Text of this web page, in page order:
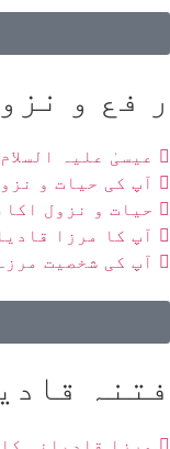
ر فع و
عیسیٰ علیہ
آپ کی حیات و
حیات و نزول
آپ کا مرزا
آپ کی شخصیت
فتنہ
مرزا قادیانی